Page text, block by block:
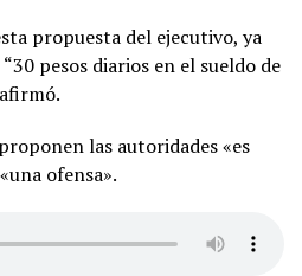
propuesta del ejecutivo, ya
pesos diarios en el sueldo de
las autoridades «es
ofensa».